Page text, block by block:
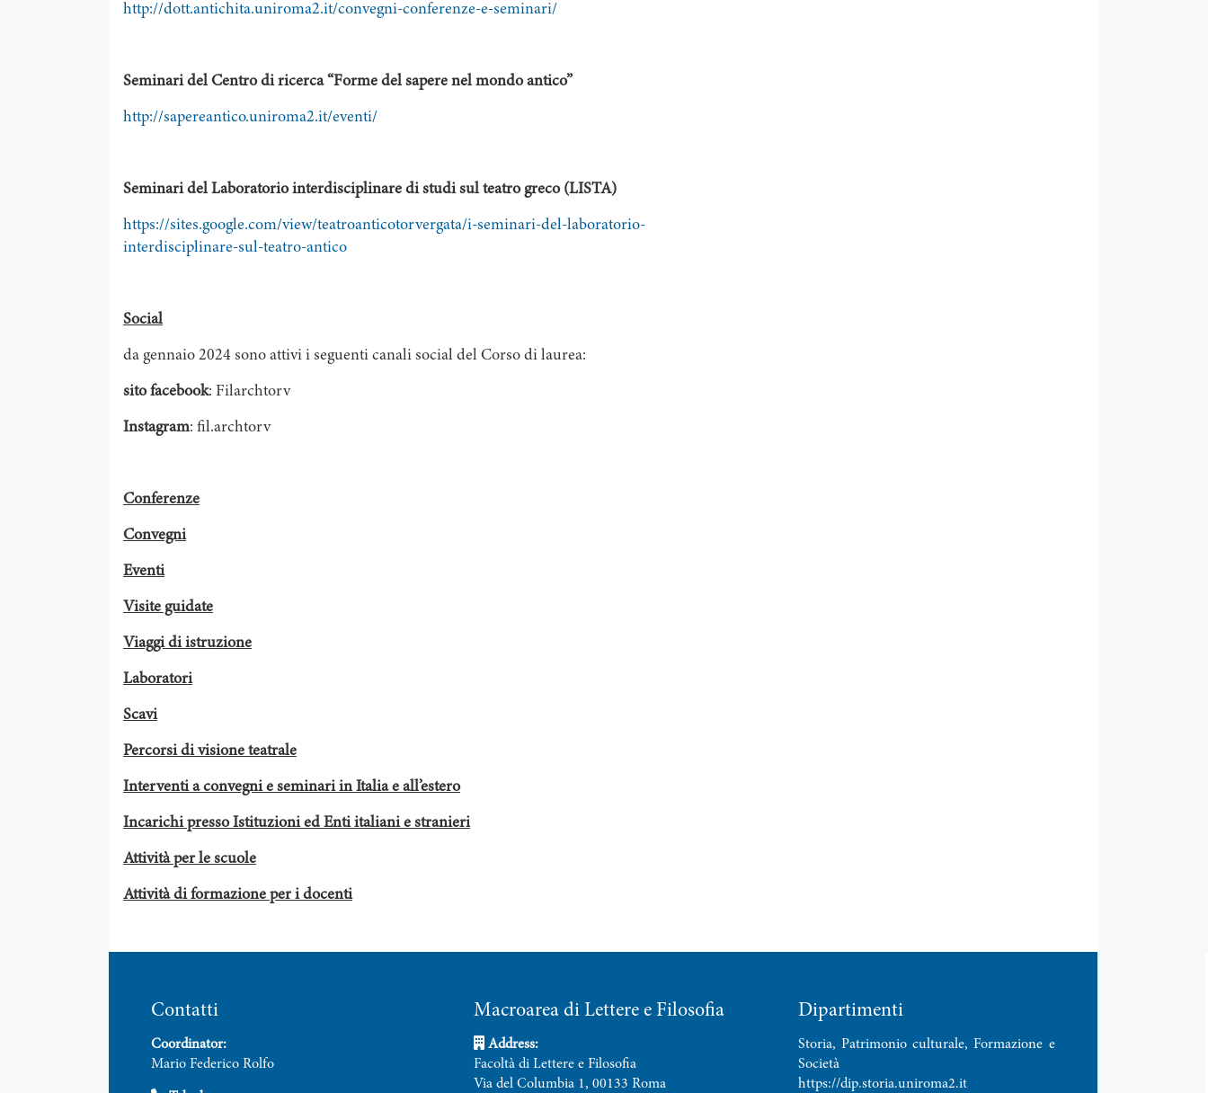
http://dott.antichita.uniroma2.it/convegni-conferenze-e-seminari/
Seminari del Centro di ricerca “Forme del sapere nel mondo antico”
http://sapereantico.uniroma2.it/eventi/
Seminari del Laboratorio interdisciplinare di studi sul teatro greco (LISTA)
https://sites.google.com/view/teatroanticotorvergata/i-seminari-del-laboratorio-
interdisciplinare-sul-teatro-antico
Social
da gennaio 2024 sono attivi i seguenti canali social del Corso di laurea:
sito facebook: Filarchtorv
Instagram: fil.archtorv
Conferenze
Convegni
Eventi
Visite guidate
Viaggi di istruzione
Laboratori
Scavi
Percorsi di visione teatrale
Interventi a convegni e seminari in Italia e all’estero
Incarichi presso Istituzioni ed Enti italiani e stranieri
Attività per le scuole
Attività di formazione per i docenti
Contatti
Coordinator:
Mario Federico Rolfo
Macroarea di Lettere e Filosofia
Address:
Facoltà di Lettere e Filosofia
Via del Columbia 1, 00133 Roma
Dipartimenti
Storia, Patrimonio culturale, Formazione e
Società
https://dip.storia.uniroma2.it